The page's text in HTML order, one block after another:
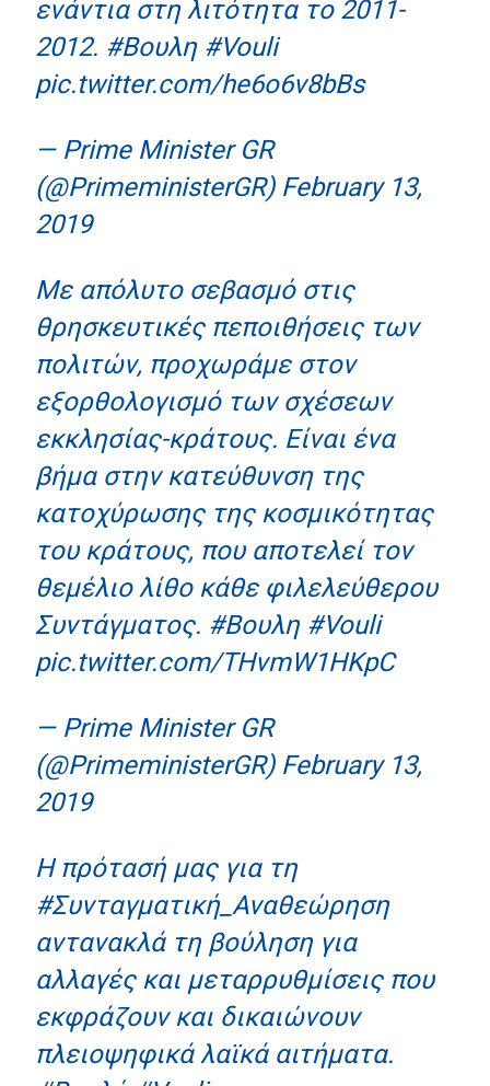
ενάντια στη λιτότητα το 2011-
2012. #Βουλη #Vouli
pic.twitter.com/he6o6v8bBs
— Prime Minister GR
(@PrimeministerGR) February 13,
2019
Με απόλυτο σεβασμό στις
θρησκευτικές πεποιθήσεις των
πολιτών, προχωράμε στον
εξορθολογισμό των σχέσεων
εκκλησίας-κράτους. Είναι ένα
βήμα στην κατεύθυνση της
κατοχύρωσης της κοσμικότητας
του κράτους, που αποτελεί τον
θεμέλιο λίθο κάθε φιλελεύθερου
Συντάγματος. #Βουλη #Vouli
pic.twitter.com/THvmW1HKpC
— Prime Minister GR
(@PrimeministerGR) February 13,
2019
Η πρότασή μας για τη
#Συνταγματική_Αναθεώρηση
αντανακλά τη βούληση για
αλλαγές και μεταρρυθμίσεις που
εκφράζουν και δικαιώνουν
πλειοψηφικά λαϊκά αιτήματα.